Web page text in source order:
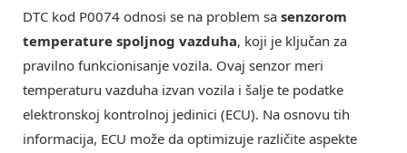
DTC kod P0074 odnosi se na problem sa senzorom
temperature spoljnog vazduha, koji je ključan za
pravilno funkcionisanje vozila. Ovaj senzor meri
temperaturu vazduha izvan vozila i šalje te podatke
elektronskoj kontrolnoj jedinici (ECU). Na osnovu tih
informacija, ECU može da optimizuje različite aspekte